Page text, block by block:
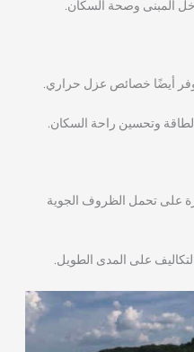
المبنى وصحة السكان.
أيضًا خصائص عزل حراري.
وتحسين راحة السكان.
على تحمل الظروف الجوية
على المدى الطويل.